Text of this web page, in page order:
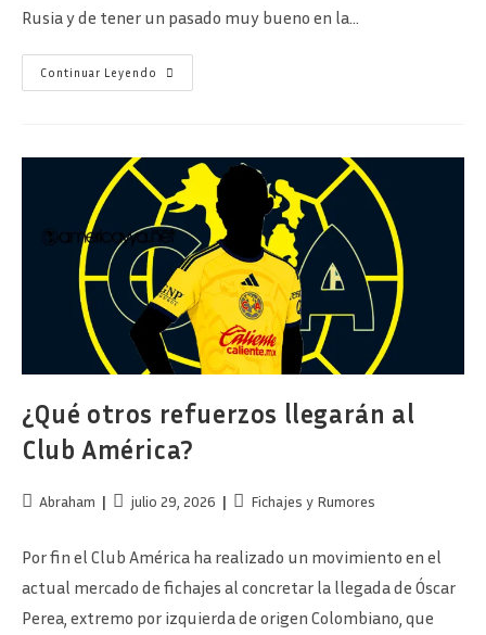
Rusia y de tener un pasado muy bueno en la…
Continuar Leyendo
Colo
Colo
Víctor
Dávila,
¿Qué
Pasará
Con
El
Chileno?
¿Qué otros refuerzos llegarán al
Club América?
Autor
entrada:
Abraham
Publicación
entrada:
julio 29, 2026
Categoría
entrada:
Fichajes y Rumores
Por fin el Club América ha realizado un movimiento en el
actual mercado de fichajes al concretar la llegada de Óscar
Perea, extremo por izquierda de origen Colombiano, que